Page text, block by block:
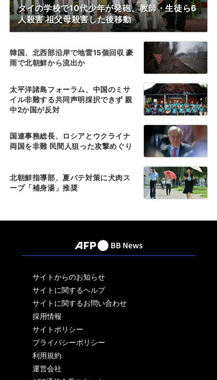
タイの学校で10代少年が発砲、教師・生徒ら6
人殺害 祖父母殺害した後移動
韓国、北西部沿岸で地雷15個回収 豪
雨で北朝鮮から流出か
太平洋諸島フォーラム、中国のミサ
イル非難する共同声明採択できず 親
中2か国が反対
国連事務総長、ロシアとウクライナ
両国を非難 民間人狙った攻撃めぐり
北朝鮮指導部、夏バテ対策に犬肉ス
ープ「補身湯」推奨
サイトからのお知らせ
サイトに関するヘルプ
サイトに関するお問い合わせ
採用情報
サイトポリシー
プライバシーポリシー
利用規約
運営会社